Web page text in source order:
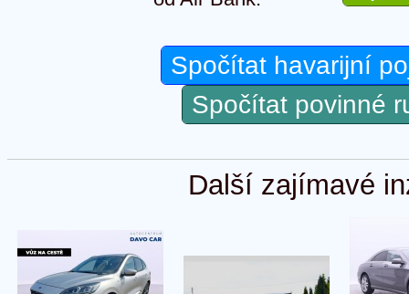
Spočítat havarijní
Spočítat povinné
Další zajímavé